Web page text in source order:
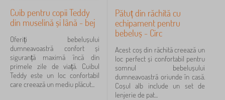
Cuib pentru copii Teddy
din muselină și lână - bej
Oferiți bebelușului
dumneavoastră confort și
siguranță maximă încă din
primele zile de viață. Cuibul
Teddy este un loc confortabil
care creează un mediu plăcut...
Pătuț din răchită cu
echipament pentru
bebeluș - Circ
Acest coș din răchită creează un
loc perfect și confortabil pentru
somnul bebelușului
dumneavoastră oriunde în casă.
Coșul alb include un set de
lenjerie de pat...